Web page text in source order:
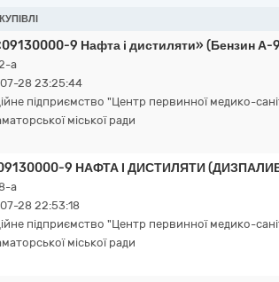
9 Нафта і дистиляти» (Бензин А-
a
28 23:25:44
підприємство "Центр первинної медико-
міської ради
9 НАФТА І ДИСТИЛЯТИ
a
28 22:53:18
підприємство "Центр первинної медико-
міської ради